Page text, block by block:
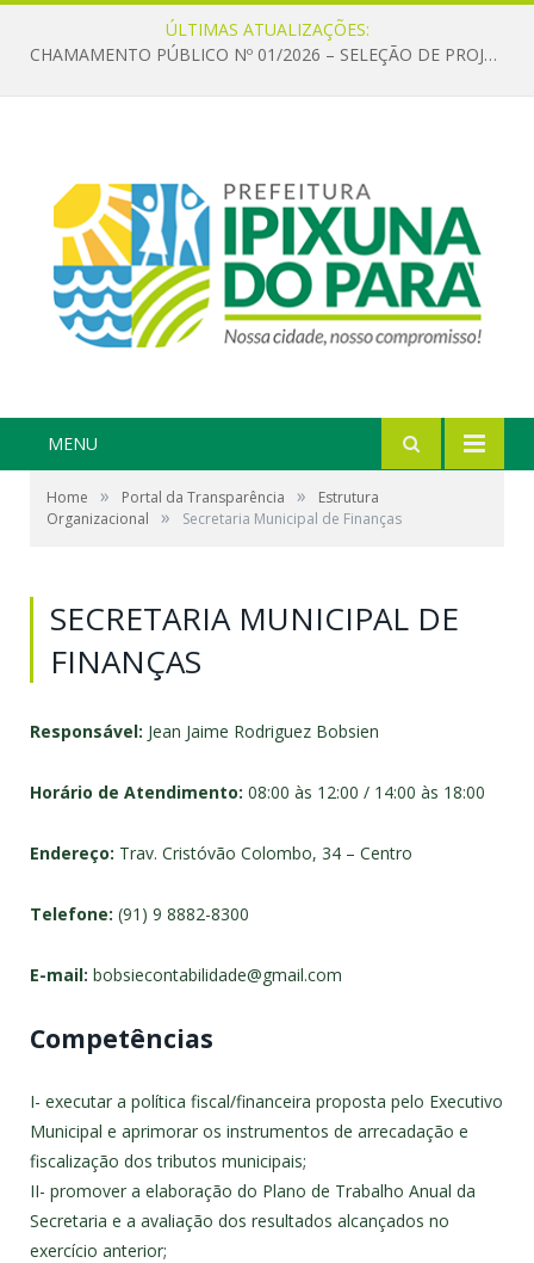
ÚLTIMAS ATUALIZAÇÕES:
CHAMAMENTO PÚBLICO Nº 01/2026 – SELEÇÃO DE PROJETOS PARA FIRMAR TERMO DE EXECUÇÃO CULTURAL COM RECURSOS DA POLÍTICA NACIONAL ALDIR BLANC DE FOMENTO À CULTURA – PNAB (LEI Nº 14.399/2022)
MENU
Home » Portal da Transparência »
Estrutura
Organizacional
» Secretaria Municipal de Finanças
SECRETARIA MUNICIPAL DE
FINANÇAS
Responsável: Jean Jaime Rodriguez Bobsien
Horário de Atendimento: 08:00 às 12:00 / 14:00 às 18:00
Endereço: Trav. Cristóvão Colombo, 34 – Centro
Telefone: (91) 9 8882-8300
E-mail: bobsiecontabilidade@gmail.com
Competências
I- executar a política fiscal/financeira proposta pelo Executivo
Municipal e aprimorar os instrumentos de arrecadação e
fiscalização dos tributos municipais;
II- promover a elaboração do Plano de Trabalho Anual da
Secretaria e a avaliação dos resultados alcançados no
exercício anterior;